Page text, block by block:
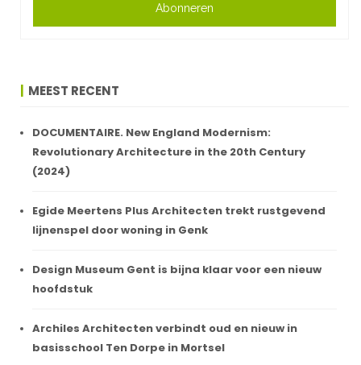
Abonneren
MEEST RECENT
DOCUMENTAIRE. New England Modernism:
Revolutionary Architecture in the 20th Century
(2024)
Egide Meertens Plus Architecten trekt rustgevend
lijnenspel door woning in Genk
Design Museum Gent is bijna klaar voor een nieuw
hoofdstuk
Archiles Architecten verbindt oud en nieuw in
basisschool Ten Dorpe in Mortsel